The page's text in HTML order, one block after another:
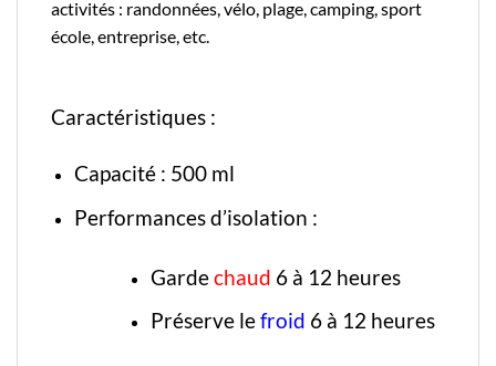
activités : randonnées, vélo, plage, camping, sport
école, entreprise, etc.
Caractéristiques :
Capacité : 500 ml
Performances d’isolation :
Gardechaud 6 à 12 heures
Préserve lefroid 6 à 12 heures